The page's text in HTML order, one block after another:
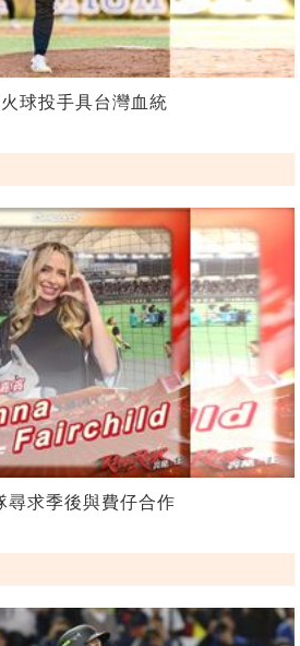
球投手具台灣血統
求季後與費仔合作